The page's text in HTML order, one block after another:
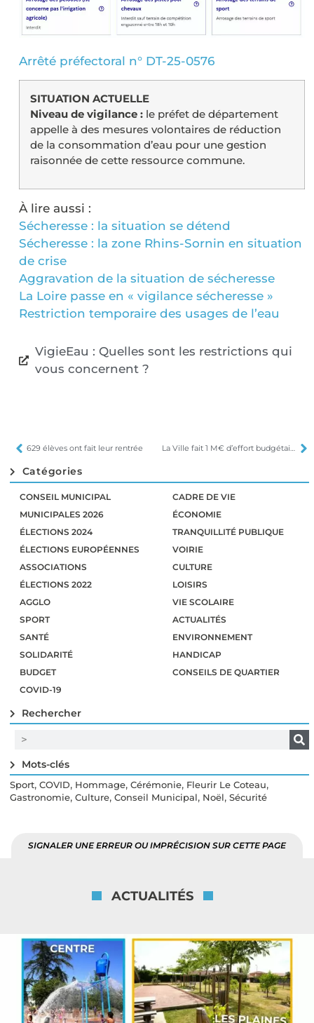
Arrêté préfectoral n° DT-25-0576
SITUATION ACTUELLE
Niveau de vigilance : le préfet de département
appelle à des mesures volontaires de réduction
de la consommation d’eau pour une gestion
raisonnée de cette ressource commune.
À lire aussi :
Sécheresse : la situation se détend
Sécheresse : la zone Rhins-Sornin en situation
de crise
Aggravation de la situation de sécheresse
La Loire passe en « vigilance sécheresse »
Restriction temporaire des usages de l’eau
VigieEau : Quelles sont les restrictions qui
vous concernent ?
629 élèves ont fait leur rentrée La Ville fait 1 M€ d’effort budgétaire
Catégories
CONSEIL MUNICIPAL
MUNICIPALES 2026
ÉLECTIONS 2024
ÉLECTIONS EUROPÉENNES
ASSOCIATIONS
ÉLECTIONS 2022
AGGLO
SPORT
SANTÉ
SOLIDARITÉ
BUDGET
COVID-19
CADRE DE VIE
ÉCONOMIE
TRANQUILLITÉ PUBLIQUE
VOIRIE
CULTURE
LOISIRS
VIE SCOLAIRE
ACTUALITÉS
ENVIRONNEMENT
HANDICAP
CONSEILS DE QUARTIER
Rechercher
Mots-clés
Sport, COVID, Hommage, Cérémonie, Fleurir Le Coteau,
Gastronomie, Culture, Conseil Municipal, Noël, Sécurité
SIGNALER UNE ERREUR OU IMPRÉCISION SUR CETTE PAGE
ACTUALITÉS